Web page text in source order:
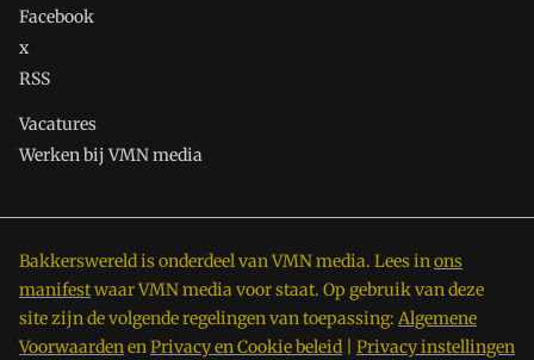
Facebook
x
RSS
Vacatures
Werken bij VMN media
Bakkerswereld is onderdeel van VMN media. Lees inons
manifestwaar VMN media voor staat. Op gebruik van deze
site zijn de volgende regelingen van toepassing: Algemene
VoorwaardenenPrivacy en Cookie beleid Privacy instellingen